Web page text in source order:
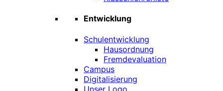
Entwicklung
Schulentwicklung
Hausordnung
Fremdevaluation
Campus
Digitalisierung
Unser Logo